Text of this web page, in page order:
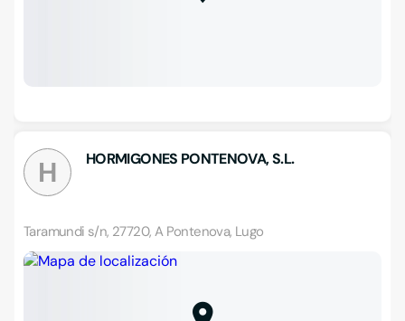
H HORMIGONES PONTENOVA, S.L.
Taramundi s/n, 27720, A Pontenova, Lugo